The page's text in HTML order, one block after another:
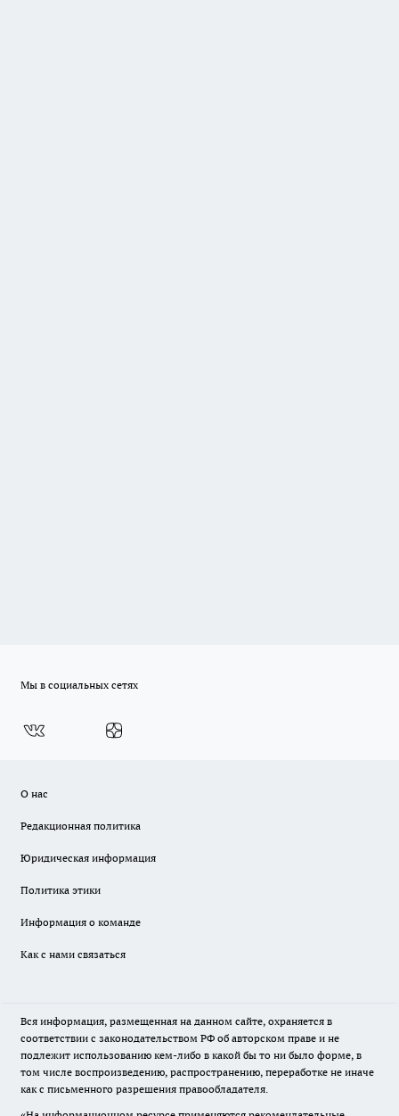
Мы в социальных сетях
О нас
Редакционная политика
Юридическая информация
Политика этики
Информация о команде
Как с нами связаться
Вся информация, размещенная на данном сайте, охраняется в
соответствии с законодательством РФ об авторском праве и не
подлежит использованию кем-либо в какой бы то ни было форме, в
том числе воспроизведению, распространению, переработке не иначе
как с письменного разрешения правообладателя.